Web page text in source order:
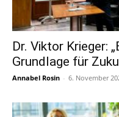
Dr. Viktor Krieger:
Grundlage für
Annabel Rosin - 6. November